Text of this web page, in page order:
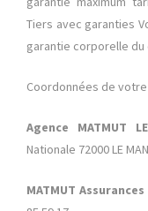
Tiers avec garanties
garantie corporelle du
Coordonnées de votre
Agence MATMUT
Nationale 72000 LE
MATMUT